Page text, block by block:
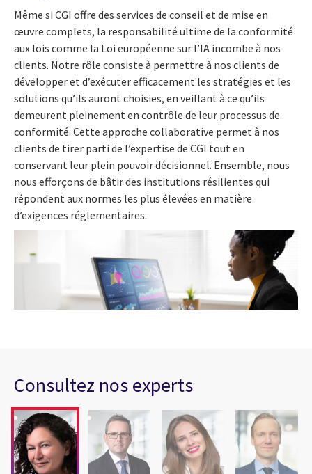
Même si CGI offre des services de conseil et de mise en
œuvre complets, la responsabilité ultime de la conformité
aux lois comme la Loi européenne sur l’IA incombe à nos
clients. Notre rôle consiste à permettre à nos clients de
développer et d’exécuter efficacement les stratégies et les
solutions qu’ils auront choisies, en veillant à ce qu’ils
demeurent pleinement en contrôle de leur processus de
conformité. Cette approche collaborative permet à nos
clients de tirer parti de l’expertise de CGI tout en
conservant leur plein pouvoir décisionnel. Ensemble, nous
nous efforçons de bâtir des institutions résilientes qui
répondent aux normes les plus élevées en matière
d’exigences réglementaires.
Consultez nos experts